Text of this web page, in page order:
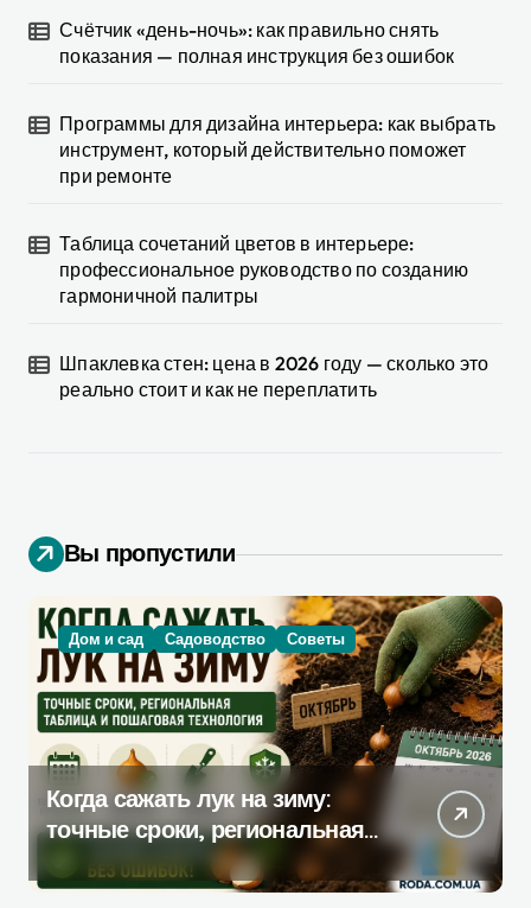
Счётчик «день-ночь»: как правильно снять
показания — полная инструкция без ошибок
Программы для дизайна интерьера: как выбрать
инструмент, который действительно поможет
при ремонте
Таблица сочетаний цветов в интерьере:
профессиональное руководство по созданию
гармоничной палитры
Шпаклевка стен: цена в 2026 году — сколько это
реально стоит и как не переплатить
Вы пропустили
Дом и сад Садоводство Советы
Когда сажать лук на зиму:
точные сроки, региональная
таблица и пошаговая
инструкция